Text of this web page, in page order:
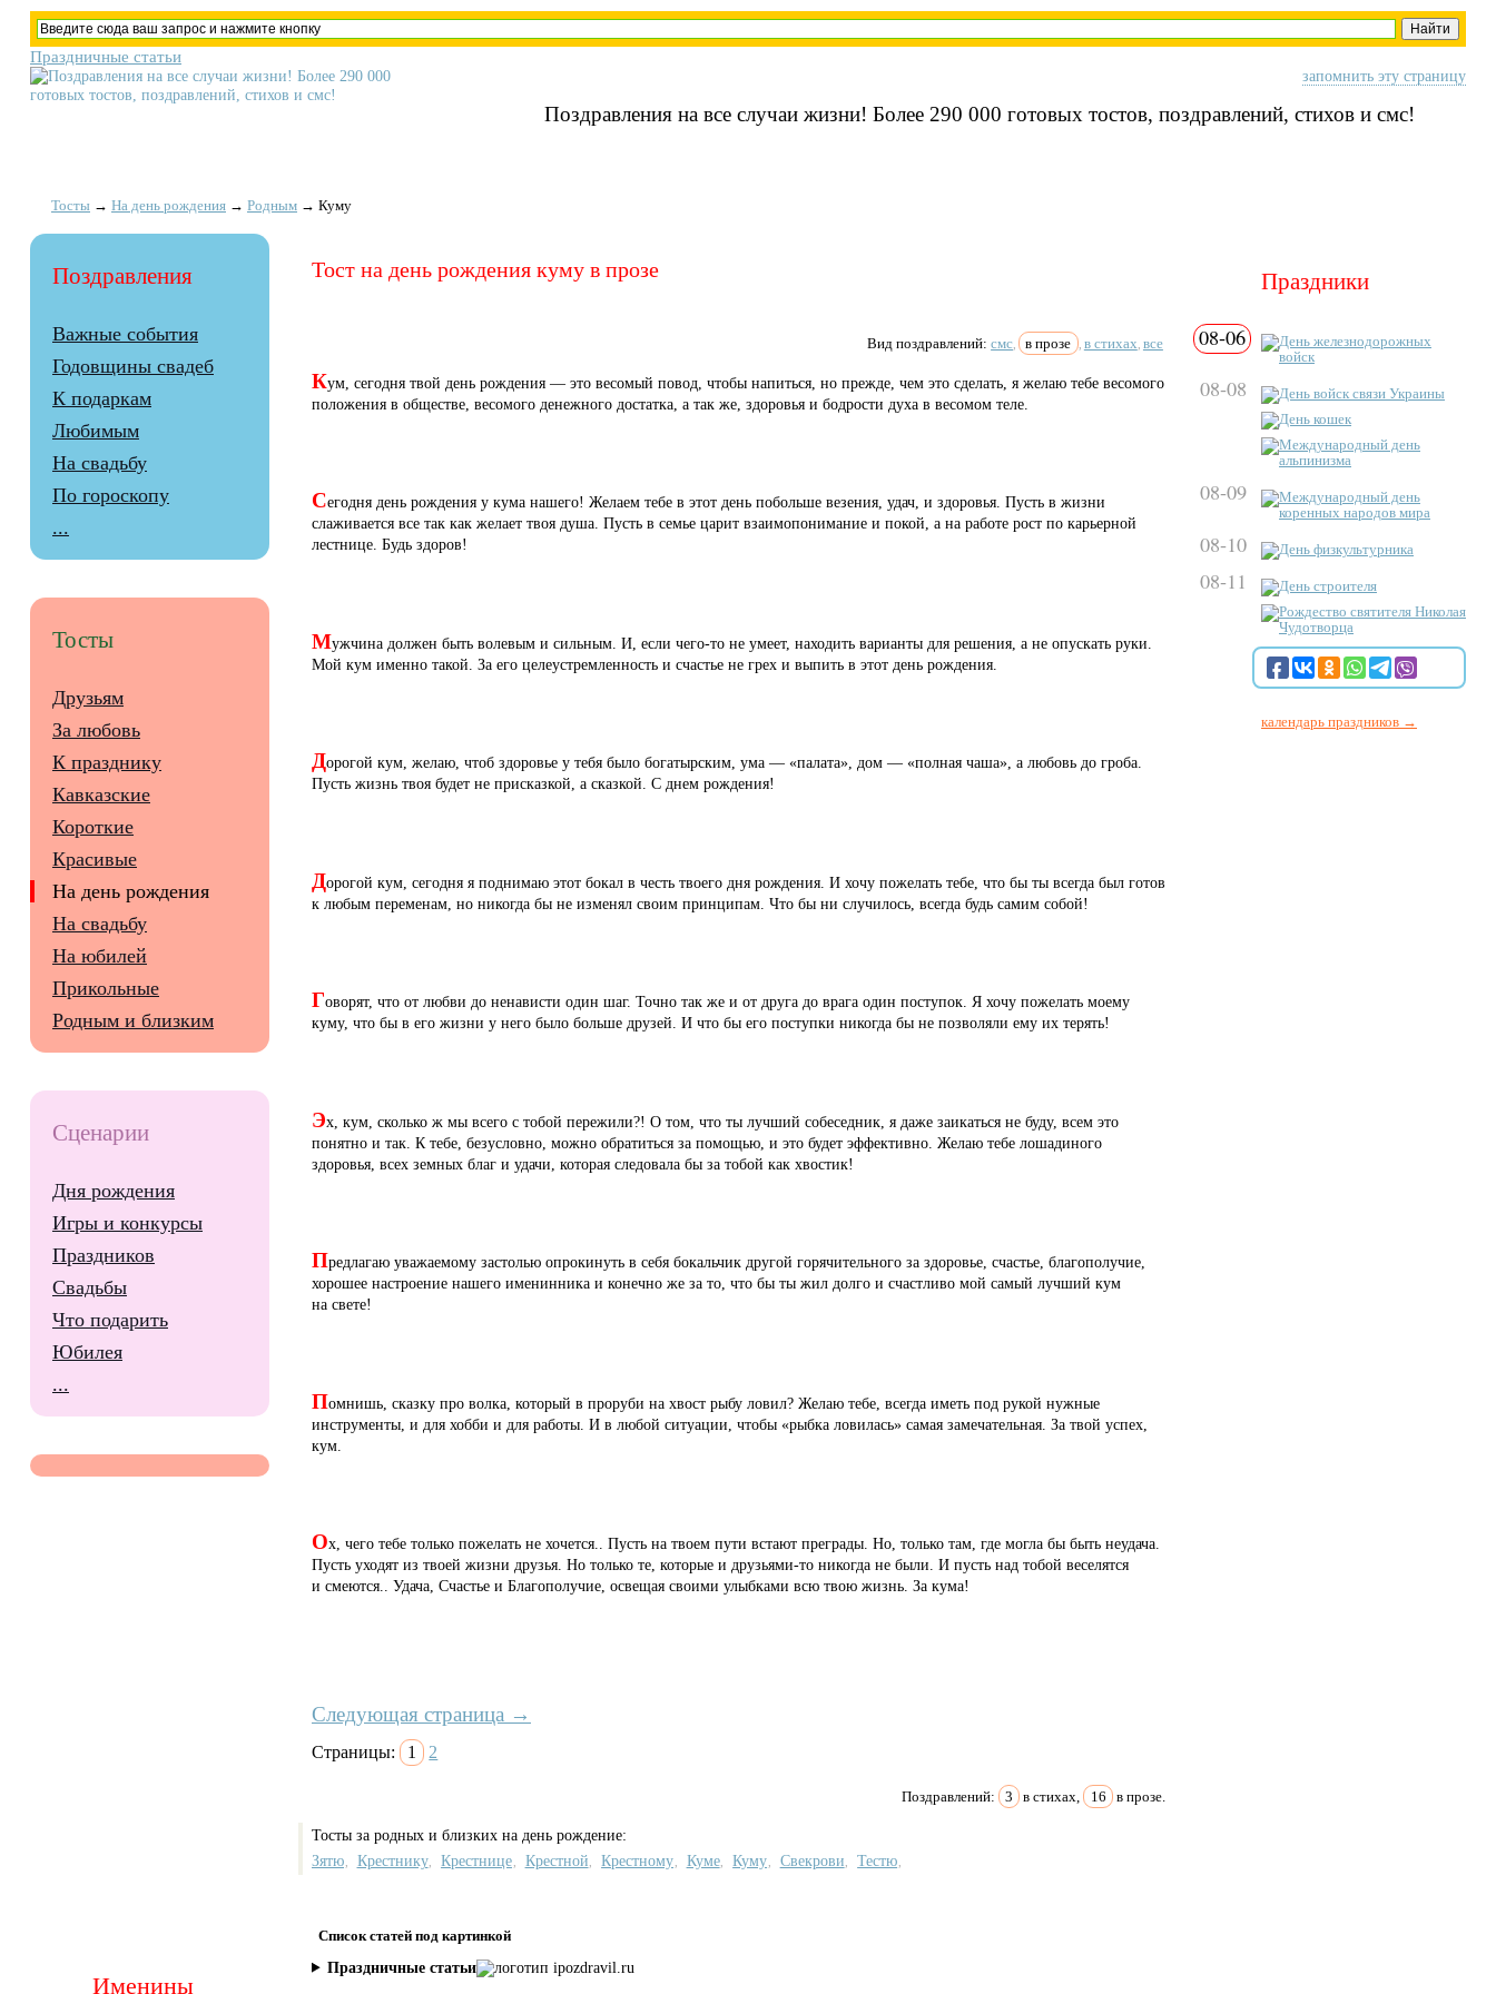
Праздничные статьи
запомнить эту страницу
Поздравления на все случаи жизни! Более 290 000 готовых тостов, поздравлений, стихов и смс!
Тосты → На день рождения → Родным → Куму
Тост на день рождения куму в прозе
Вид поздравлений:смс, в прозе , в стихах, все
Кум, сегодня твой день рождения — это весомый повод, чтобы напиться, но прежде, чем это сделать, я желаю тебе весомого
положения в обществе, весомого денежного достатка, а так же, здоровья и бодрости духа в весомом теле.
Сегодня день рождения у кума нашего! Желаем тебе в этот день побольше везения, удач, и здоровья. Пусть в жизни
слаживается все так как желает твоя душа. Пусть в семье царит взаимопонимание и покой, а на работе рост по карьерной
лестнице. Будь здоров!
Мужчина должен быть волевым и сильным. И, если чего-то не умеет, находить варианты для решения, а не опускать руки.
Мой кум именно такой. За его целеустремленность и счастье не грех и выпить в этот день рождения.
Дорогой кум, желаю, чтоб здоровье у тебя было богатырским, ума — «палата», дом — «полная чаша», а любовь до гроба.
Пусть жизнь твоя будет не присказкой, а сказкой. С днем рождения!
Дорогой кум, сегодня я поднимаю этот бокал в честь твоего дня рождения. И хочу пожелать тебе, что бы ты всегда был готов
к любым переменам, но никогда бы не изменял своим принципам. Что бы ни случилось, всегда будь самим собой!
Говорят, что от любви до ненависти один шаг. Точно так же и от друга до врага один поступок. Я хочу пожелать моему
куму, что бы в его жизни у него было больше друзей. И что бы его поступки никогда бы не позволяли ему их терять!
Эх, кум, сколько ж мы всего с тобой пережили?! О том, что ты лучший собеседник, я даже заикаться не буду, всем это
понятно и так. К тебе, безусловно, можно обратиться за помощью, и это будет эффективно. Желаю тебе лошадиного
здоровья, всех земных благ и удачи, которая следовала бы за тобой как хвостик!
Предлагаю уважаемому застолью опрокинуть в себя бокальчик другой горячительного за здоровье, счастье, благополучие,
хорошее настроение нашего именинника и конечно же за то, что бы ты жил долго и счастливо мой самый лучший кум
на свете!
Помнишь, сказку про волка, который в проруби на хвост рыбу ловил? Желаю тебе, всегда иметь под рукой нужные
инструменты, и для хобби и для работы. И в любой ситуации, чтобы «рыбка ловилась» самая замечательная. За твой успех,
кум.
Ох, чего тебе только пожелать не хочется.. Пусть на твоем пути встают преграды. Но, только там, где могла бы быть неудача.
Пусть уходят из твоей жизни друзья. Но только те, которые и друзьями-то никогда не были. И пусть над тобой веселятся
и смеются.. Удача, Счастье и Благополучие, освещая своими улыбками всю твою жизнь. За кума!
Следующая страница →
Страницы: 1 2
Поздравлений: 3 в стихах, 16 в прозе.
Тосты за родных и близких на день рождение:
Зятю
Крестнику Крестнице Крестной Крестному Куме Куму Свекрови Тестю
Список статей под картинкой
Праздничные статьи
Поздравления
Важные события
Годовщины свадеб
К подаркам
Любимым
На свадьбу
По гороскопу
...
Тосты
Друзьям
За любовь
К празднику
Кавказские
Короткие
Красивые
На день рождения
На свадьбу
На юбилей
Прикольные
Родным и близким
Сценарии
Дня рождения
Игры и конкурсы
Праздников
Свадьбы
Что подарить
Юбилея
...
Праздники
08-06
День железнодорожных
войск
08-08
День войск связи Украины
День кошек
Международный день
альпинизма
08-09
Международный день
коренных народов мира
08-10 День физкультурника
08-11
День строителя
Рождество святителя Николая
Чудотворца
календарь праздников →
Именины